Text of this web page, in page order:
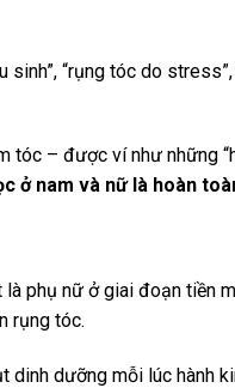
“rụng tóc do
tóc – được ví như những
ở nam và nữ là hoàn
phụ nữ ở giai đoạn tiền
rụng tóc.
dưỡng mỗi lúc hành